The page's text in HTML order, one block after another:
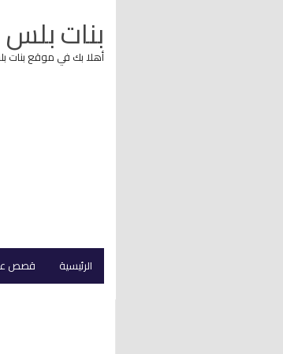
بنات بلس
أهلا بك في موقع بنات
الرئيسية قصص